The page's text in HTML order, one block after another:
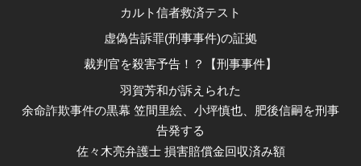
カルト信者救済テスト
虚偽告訴罪(刑事事件)の証拠
裁判官を殺害予告！？【刑事事件】
羽賀芳和が訴えられた
余命詐欺事件の黒幕 笠間里絵、小坪慎也、肥後信嗣を刑事
告発する
佐々木亮弁護士 損害賠償金回収済み額